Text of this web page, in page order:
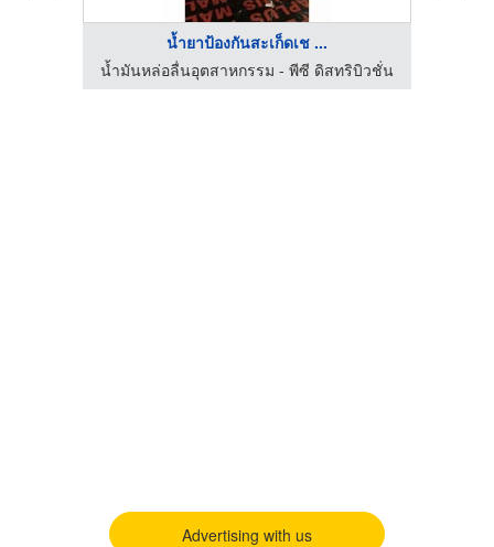
น้ำยาป้องกันสะเก็ดเช ...
น้ำมันหล่อลื่นอุตสาหกรรม - พีซี ดิสทริบิวชั่น
Advertising with us